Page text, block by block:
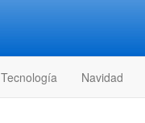
Tecnología Navidad